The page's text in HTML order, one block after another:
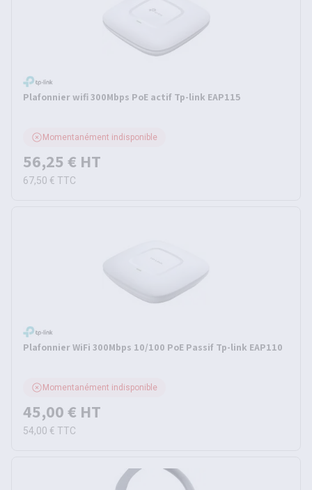
Plafonnier wifi 300Mbps PoE actif Tp-link EAP115
Momentanément indisponible
56,25 € HT
67,50 € TTC
Plafonnier WiFi 300Mbps 10/100 PoE Passif Tp-link EAP110
Momentanément indisponible
45,00 € HT
54,00 € TTC